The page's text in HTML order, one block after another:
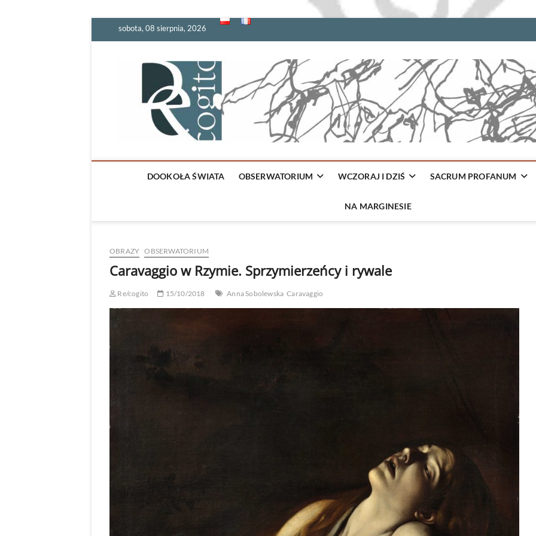
sobota, 08 sierpnia, 2026
DOOKOŁA ŚWIATA OBSERWATORIUM WCZORAJ I DZIŚ SACRUM PROFANUM
NA MARGINESIE
OBRAZY OBSERWATORIUM
Caravaggio w Rzymie. Sprzymierzeńcy i rywale
Re/cogito 15/10/2018 Anna Sobolewska Caravaggio